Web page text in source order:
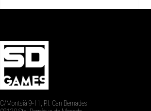
C/Montsià 9-11, P.I. Can Bernades